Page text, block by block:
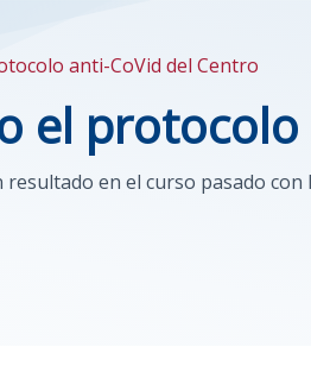
anti-CoVid del Centro
el
en el curso pasado con